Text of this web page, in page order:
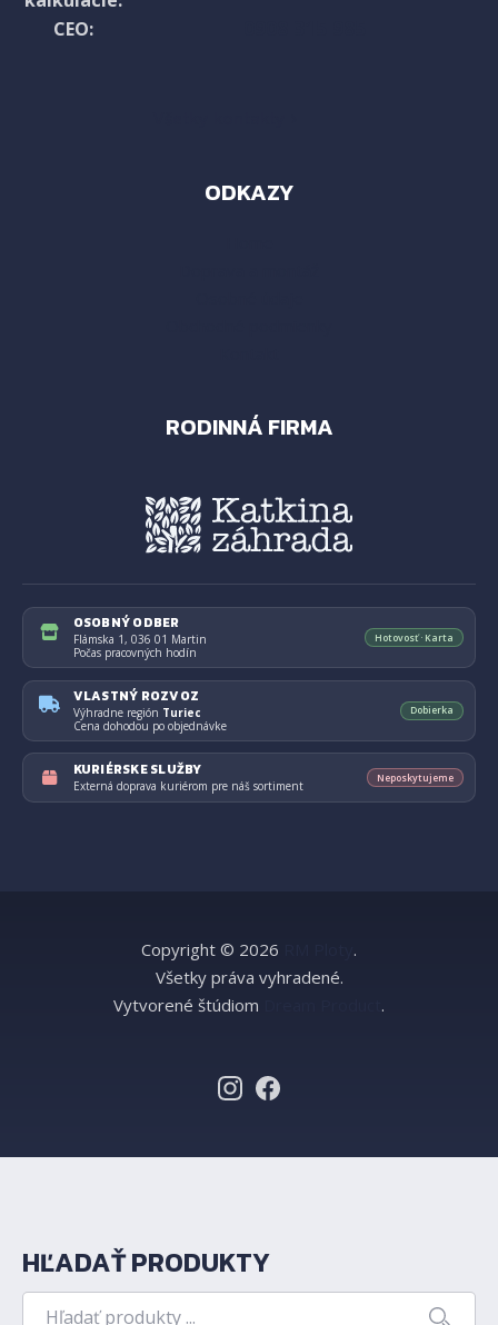
CEO:
ODKAZY
RODINNÁ FIRMA
OSOBNÝ ODBER
Flámska 1, 036 01 Martin
Počas pracovných hodín
Hotovosť · Karta
VLASTNÝ ROZVOZ
Výhradne región Turiec
Cena dohodou po objednávke
Dobierka
KURIÉRSKE SLUŽBY
Externá doprava kuriérom pre náš sortiment
Neposkytujeme
Copyright © 2026
.
Všetky práva vyhradené.
Vytvorené štúdiom
.
HĽADAŤ PRODUKTY
Hľadanie